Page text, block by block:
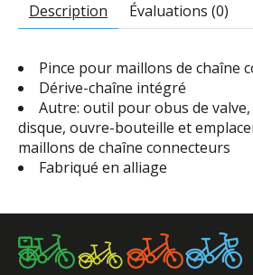
Description Évaluations (0)
Pince pour maillons de chaîne
Dérive-chaîne intégré
Autre: outil pour obus de
disque, ouvre-bouteille et
maillons de chaîne connecteurs
Fabriqué en alliage